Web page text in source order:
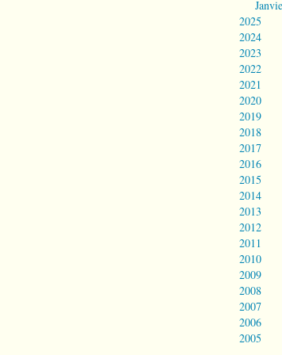
2025
2024
2023
2022
2021
2020
2019
2018
2017
2016
2015
2014
2013
2012
2011
2010
2009
2008
2007
2006
2005